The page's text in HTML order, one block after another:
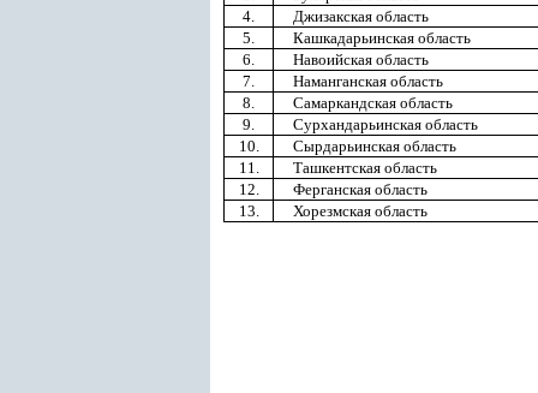
4.
Джизакская область
5.
Кашкадарьинская область
6.
Навоийская область
7.
Наманганская область
8.
Самаркандская область
9.
Сурхандарьинская область
10.
Сырдарьинская область
11.
Ташкентская область
12.
Ферганская область
13.
Хорезмская область